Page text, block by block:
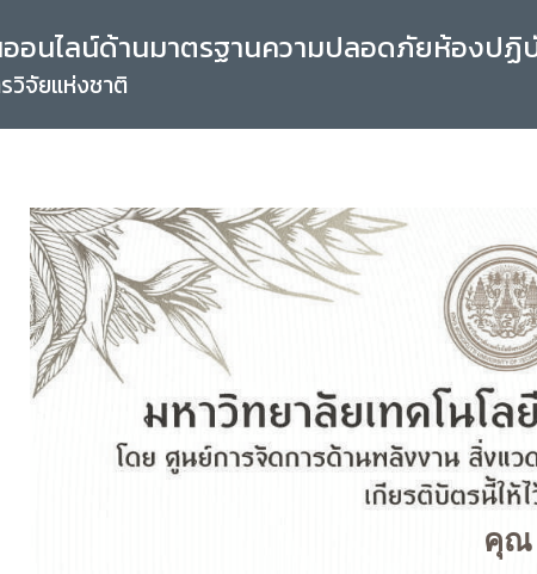
อนไลน์ด้านมาตรฐานความปลอดภัยห้องปฏิ
วิจัยแห่งชาติ
คุณ